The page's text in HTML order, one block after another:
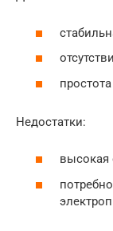
Недостатки:
высокая